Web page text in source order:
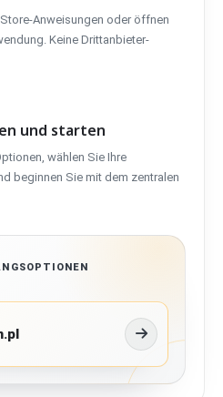
Anweisungen oder öffnen
Keine Drittanbieter-
und starten
wählen Sie Ihre
beginnen Sie mit dem zentralen